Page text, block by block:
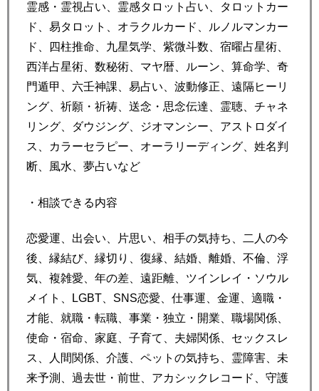
霊感・霊視占い、霊感タロット占い、タロットカー
ド、易タロット、オラクルカード、ルノルマンカー
ド、四柱推命、九星気学、紫微斗数、宿曜占星術、
西洋占星術、数秘術、マヤ暦、ルーン、算命学、奇
門遁甲、六壬神課、易占い、波動修正、遠隔ヒーリ
ング、祈願・祈祷、送念・思念伝達、霊聴、チャネ
リング、ダウジング、ジオマンシー、アストロダイ
ス、カラーセラピー、オーラリーディング、姓名判
断、風水、夢占いなど
・相談できる内容
恋愛運、出会い、片思い、相手の気持ち、二人の今
後、縁結び、縁切り、復縁、結婚、離婚、不倫、浮
気、複雑愛、年の差、遠距離、ツインレイ・ソウル
メイト、LGBT、SNS恋愛、仕事運、金運、適職・
才能、就職・転職、事業・独立・開業、職場関係、
使命・宿命、家庭、子育て、夫婦関係、セックスレ
ス、人間関係、介護、ペットの気持ち、霊障害、未
来予測、過去世・前世、アカシックレコード、守護